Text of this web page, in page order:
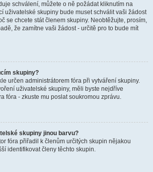
schválení, můžete o ně požádat kliknutím na
uživatelské skupiny bude muset schválit vaši žádost
se chcete stát členem skupiny. Neobtěžujte, prosím,
že zamítne vaši žádost - určitě pro to bude mít
skupiny?
určen administrátorem fóra při vytváření skupiny.
uživatelské skupiny, měli byste nejdříve
fóra - zkuste mu poslat soukromou zprávu.
skupiny jinou barvu?
fóra přiřadil k členům určitých skupin nějakou
identifikovat členy těchto skupin.